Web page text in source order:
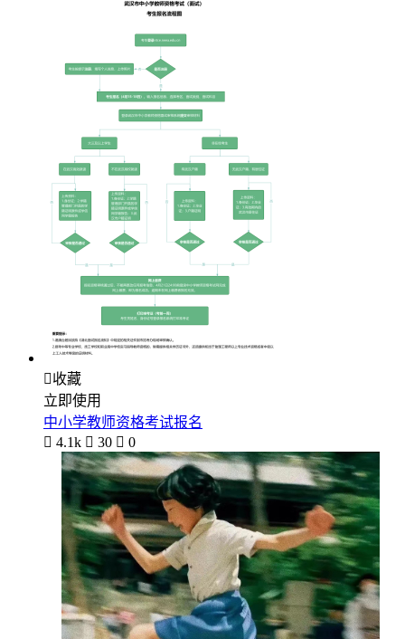
收藏
立即使用
中小学教师资格考试报名
 4.1k  30  0